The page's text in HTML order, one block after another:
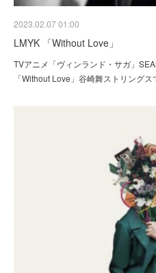
2023.02.07 01:00
LMYK 「Without Love」
TVアニメ「ヴィンランド・サガ」
「Without Love」谷崎舞ストリングス